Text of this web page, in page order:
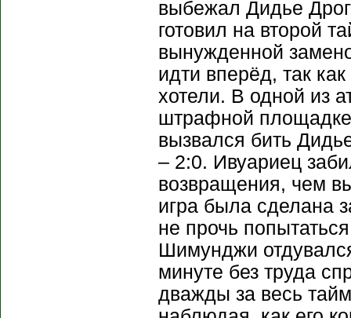
выбежал Дидье
готовил на второй
вынужденной
идти вперёд, так
хотели. В одной из
штрафной
вызвался бить
– 2:0. Ивуариец
возвращения, чем
игра была сделана
не прочь
Шимунджи
минуте без труда
дважды за весь